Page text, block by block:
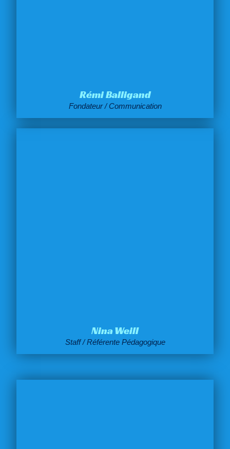
Rémi Balligand
Fondateur / Communication
Nina Weill
Staff / Référente Pédagogique